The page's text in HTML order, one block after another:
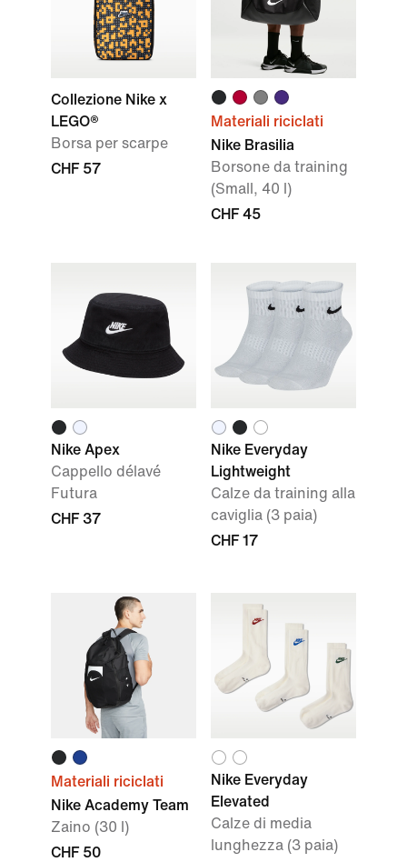
Collezione Nike x
LEGO®
Borsa per scarpe
CHF 57
Materiali riciclati
Nike Brasilia
Borsone da training
(Small, 40 l)
CHF 45
Nike Apex
Cappello délavé
Futura
CHF 37
Nike Everyday
Lightweight
Calze da training alla
caviglia (3 paia)
CHF 17
Materiali riciclati
Nike Academy Team
Zaino (30 l)
CHF 50
Nike Everyday
Elevated
Calze di media
lunghezza (3 paia)